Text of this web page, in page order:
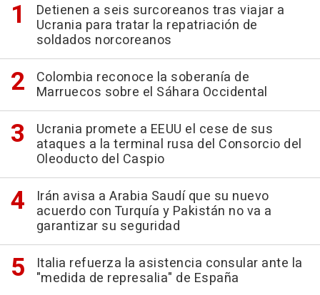
Detienen a seis surcoreanos tras viajar a
Ucrania para tratar la repatriación de
soldados norcoreanos
Colombia reconoce la soberanía de
Marruecos sobre el Sáhara Occidental
Ucrania promete a EEUU el cese de sus
ataques a la terminal rusa del Consorcio del
Oleoducto del Caspio
Irán avisa a Arabia Saudí que su nuevo
acuerdo con Turquía y Pakistán no va a
garantizar su seguridad
Italia refuerza la asistencia consular ante la
"medida de represalia" de España